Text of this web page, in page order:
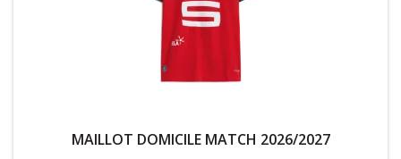
MAILLOT DOMICILE MATCH 2026/2027